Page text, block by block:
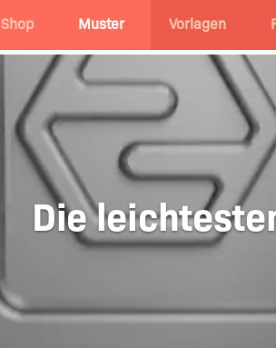
Shop Muster Vorlagen
Die